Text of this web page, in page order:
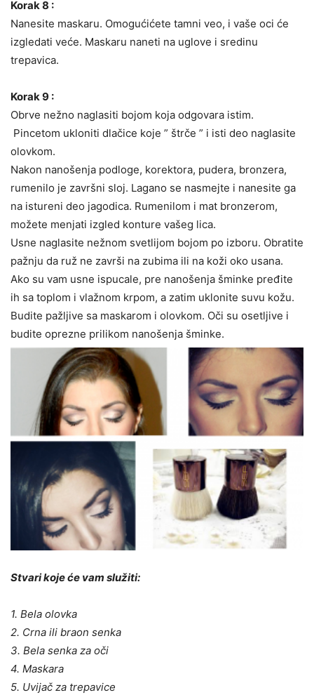
Korak 8 :
Nanesite maskaru. Omogućićete tamni veo, i vaše oci će
izgledati veće. Maskaru naneti na uglove i sredinu
trepavica.
Korak 9 :
Obrve nežno naglasiti bojom koja odgovara istim.
Pincetom ukloniti dlačice koje ” štrče ” i isti deo naglasite
olovkom.
Nakon nanošenja podloge, korektora, pudera, bronzera,
rumenilo je završni sloj. Lagano se nasmejte i nanesite ga
na istureni deo jagodica. Rumenilom i mat bronzerom,
možete menjati izgled konture vašeg lica.
Usne naglasite nežnom svetlijom bojom po izboru. Obratite
pažnju da ruž ne završi na zubima ili na koži oko usana.
Ako su vam usne ispucale, pre nanošenja šminke pređite
ih sa toplom i vlažnom krpom, a zatim uklonite suvu kožu.
Budite pažljive sa maskarom i olovkom. Oči su osetljive i
budite oprezne prilikom nanošenja šminke.
Stvari koje će vam služiti:
1. Bela olovka
2. Crna ili braon senka
3. Bela senka za oči
4. Maskara
5. Uvijač za trepavice